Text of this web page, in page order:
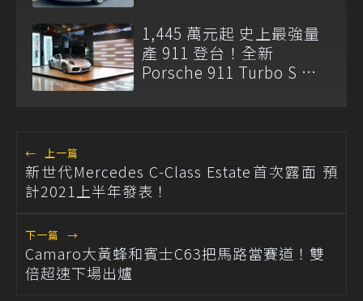
1,445 萬元起 史上最強量
產 911 登台！全新
Porsche 911 Turbo S 正
← 上一篇
新世代Mercedes C-Class Estate首次露面 預
計2021上半年發表！
下一篇 →
Camaro大黃蜂和賓士C63把馬路當賽道！雙
倍超速下場出爐